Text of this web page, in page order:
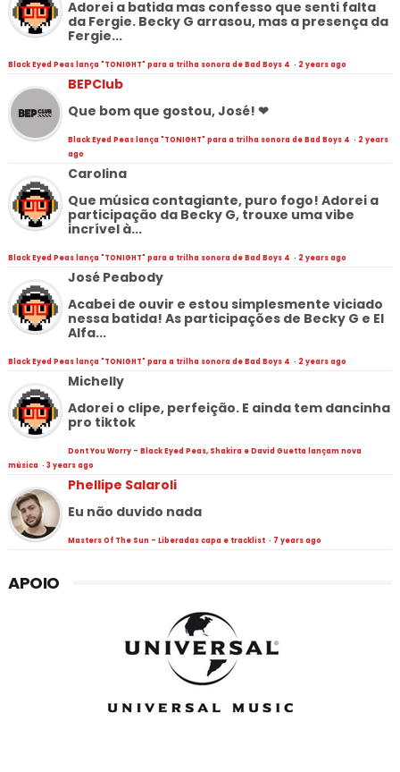
Adorei a batida mas confesso que senti falta
da Fergie. Becky G arrasou, mas a presença da
Fergie...
Black Eyed Peas lança "TONIGHT" para a trilha sonora de Bad Boys 4 · 2 years ago
BEPClub
Que bom que gostou, José! ❤
Black Eyed Peas lança "TONIGHT" para a trilha sonora de Bad Boys 4 · 2 years
ago
Carolina
Que música contagiante, puro fogo! Adorei a
participação da Becky G, trouxe uma vibe
incrível à...
Black Eyed Peas lança "TONIGHT" para a trilha sonora de Bad Boys 4 · 2 years ago
José Peabody
Acabei de ouvir e estou simplesmente viciado
nessa batida! As participações de Becky G e El
Alfa...
Black Eyed Peas lança "TONIGHT" para a trilha sonora de Bad Boys 4 · 2 years ago
Michelly
Adorei o clipe, perfeição. E ainda tem dancinha
pro tiktok
Dont You Worry - Black Eyed Peas, Shakira e David Guetta lançam nova
música · 3 years ago
Phellipe Salaroli
Eu não duvido nada
Masters Of The Sun - Liberadas capa e tracklist · 7 years ago
APOIO